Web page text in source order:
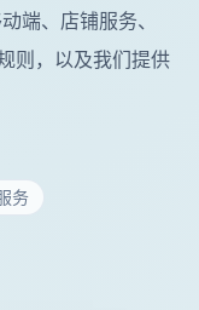
端、店铺服务、
则，以及我们提供
务